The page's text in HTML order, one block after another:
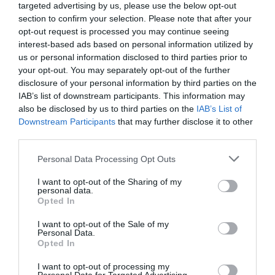
targeted advertising by us, please use the below opt-out
section to confirm your selection. Please note that after your
opt-out request is processed you may continue seeing
interest-based ads based on personal information utilized by
us or personal information disclosed to third parties prior to
your opt-out. You may separately opt-out of the further
disclosure of your personal information by third parties on the
IAB’s list of downstream participants. This information may
also be disclosed by us to third parties on the IAB’s List of
Downstream Participants that may further disclose it to other
Please note that this website/app uses one or more Google
not limited to your visit or usage behaviour. You may click to
grant or deny consent to Google and its third-party tags to
use your data for below specified purposes in below Google
consent section.
Personal Data Processing Opt Outs
I want to opt-out of the Sharing of my
personal data.
Opted In
I want to opt-out of the Sale of my
Personal Data.
Opted In
I want to opt-out of processing my
folyamatban van.
Magyarországon az eMAG oldal mögött álló cég a eMAG
Magyarország Kft., amelyet a Dante International S.A. birtokol.
Az utóbbi Romániában, Bukarestben van bejegyezve és ez az
online áruház tényleges anyavállalata.
Olvasd el ezt is!
"Őrült napok": Újra nekiment a GVH az eMAG-
Számháború élesben, keményen lecsapott a
versenyhivatal az eMAG-ra